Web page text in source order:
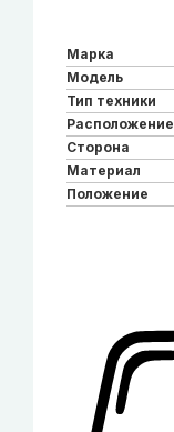
Марка
Модель
Тип техники
Расположение
Сторона
Материал
Положение